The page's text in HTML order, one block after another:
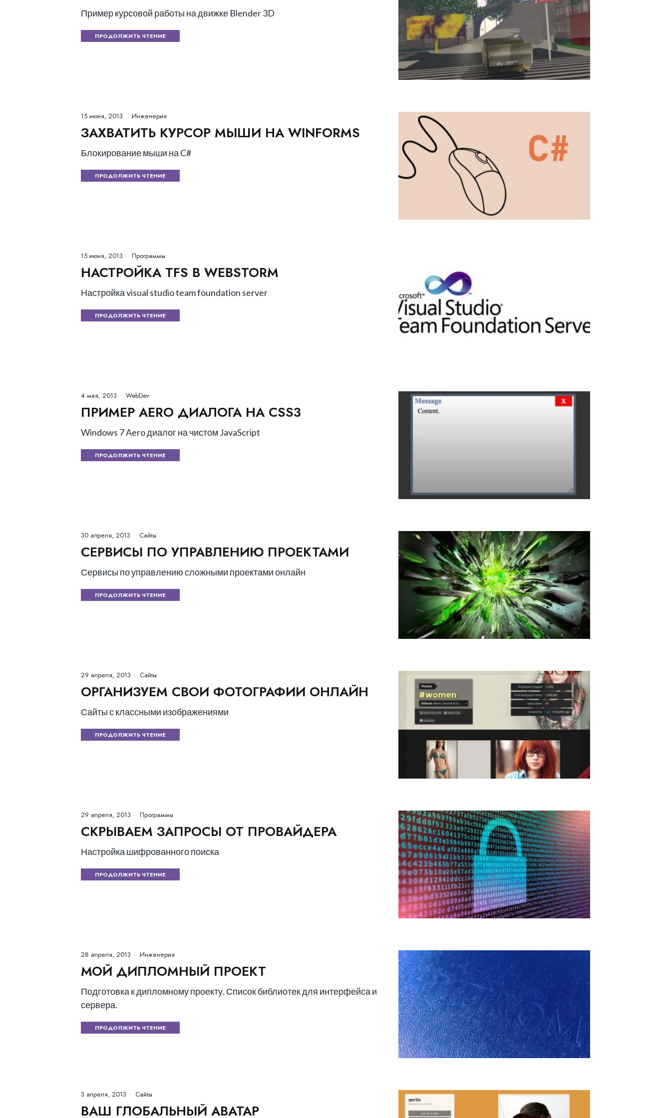
Пример курсовой работы на движке Blender 3D
ПРОДОЛЖИТЬ ЧТЕНИЕ
15 июня, 2013 Инженерия
ЗАХВАТИТЬ КУРСОР МЫШИ НА WINFORMS
Блокирование мыши на C#
ПРОДОЛЖИТЬ ЧТЕНИЕ
15 июня, 2013 Программы
НАСТРОЙКА TFS В WEBSTORM
Настройка visual studio team foundation server
ПРОДОЛЖИТЬ ЧТЕНИЕ
4 мая, 2013 WebDev
ПРИМЕР AERO ДИАЛОГА НА CSS3
Windows 7 Aero диалог на чистом JavaScript
ПРОДОЛЖИТЬ ЧТЕНИЕ
30 апреля, 2013 Сайты
СЕРВИСЫ ПО УПРАВЛЕНИЮ ПРОЕКТАМИ
Сервисы по управлению сложными проектами онлайн
ПРОДОЛЖИТЬ ЧТЕНИЕ
29 апреля, 2013 Сайты
ОРГАНИЗУЕМ СВОИ ФОТОГРАФИИ ОНЛАЙН
Сайты с классными изображениями
ПРОДОЛЖИТЬ ЧТЕНИЕ
29 апреля, 2013 Программы
СКРЫВАЕМ ЗАПРОСЫ ОТ ПРОВАЙДЕРА
Настройка шифрованного поиска
ПРОДОЛЖИТЬ ЧТЕНИЕ
28 апреля, 2013 Инженерия
МОЙ ДИПЛОМНЫЙ ПРОЕКТ
Подготовка к дипломному проекту. Список библиотек для интерфейса и
сервера.
ПРОДОЛЖИТЬ ЧТЕНИЕ
3 апреля, 2013 Сайты
ВАШ ГЛОБАЛЬНЫЙ АВАТАР